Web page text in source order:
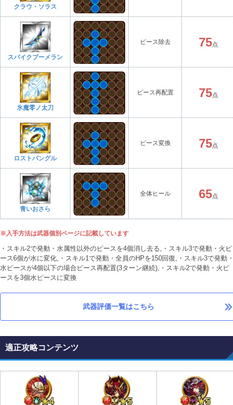
クラウ・ソラス
スパイクブーメラン
ピース除去 75点
氷魔零ノ太刀
ピース再配置 75点
ロストバングル
ピース変換 75点
青いおさら
全体ヒール 65点
※入手方法は武器個別ページに記載しています
・スキル2で発動・水属性以外のピースを4個消し去る,・スキル3で発動・火ピ
ース6個が水に変化,・スキル1で発動・全員のHPを150回復,・スキル3で発動・
水ピースが4個以下の場合ピース再配置(3ターン継続),・スキル2で発動・火ピ
ースを3個水ピースに変換
武器評価一覧はこちら
適正攻略コンテンツ